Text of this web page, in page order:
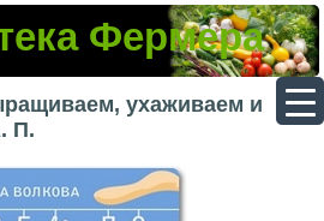
Фермера
ухаживаем и
П.